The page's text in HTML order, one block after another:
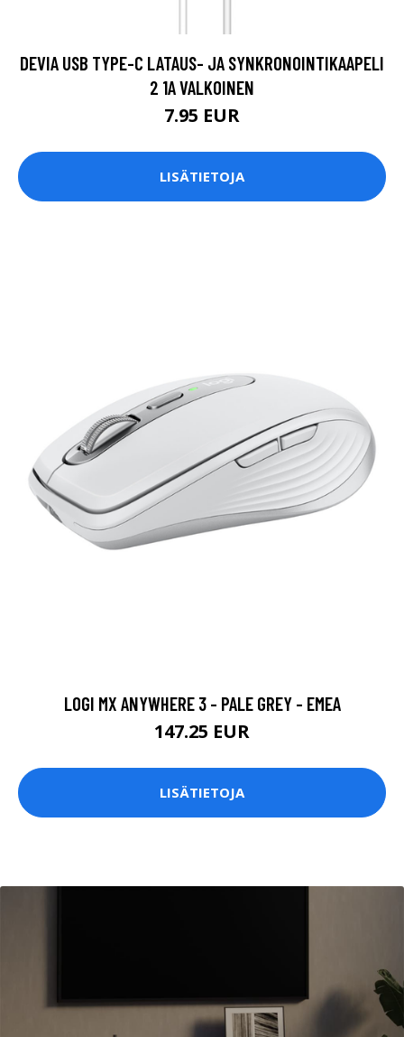
DEVIA USB TYPE-C LATAUS- JA SYNKRONOINTIKAAPELI
2 1A VALKOINEN
7.95 EUR
LISÄTIETOJA
LOGI MX ANYWHERE 3 - PALE GREY - EMEA
147.25 EUR
LISÄTIETOJA